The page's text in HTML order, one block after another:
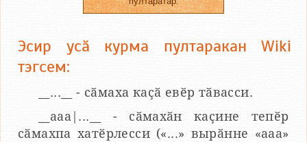
Эсир усӑ курма пултаракан Wiki
тэгсем:
__...__ - сӑмаха каҫӑ евӗр тӑвасси.
__aaa|...__ - сӑмахӑн каҫине тепӗр
сӑмахпа хатӗрлесси («...» вырӑнне «ааа»